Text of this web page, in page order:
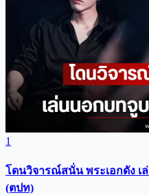
1
โดนวิจารณ์สนั่น พระเอกดัง
(ตปท)